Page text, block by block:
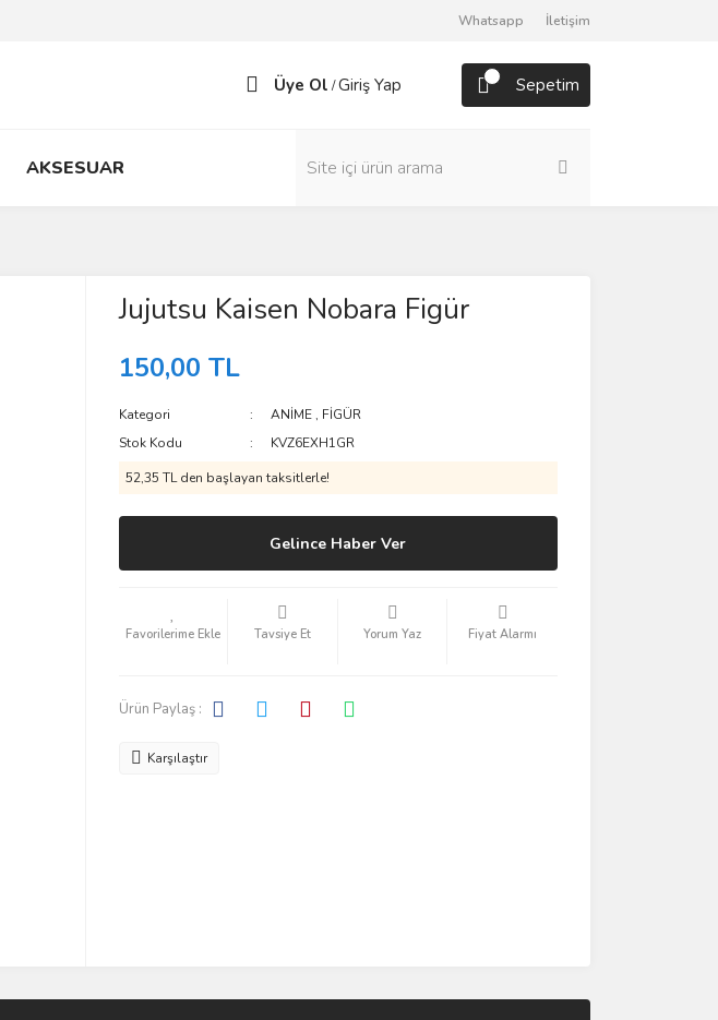
Whatsapp İletişim
Üye Ol /Giriş Yap Sepetim
AKSESUAR
Jujutsu Kaisen Nobara Figür
150,00 TL
Kategori ANİME , FİGÜR
Stok Kodu
KVZ6EXH1GR
52,35 TL den başlayan taksitlerle!
Gelince Haber Ver
Tavsiye Et Yorum Yaz Fiyat Alarmı
Ürün Paylaş :
Karşılaştır